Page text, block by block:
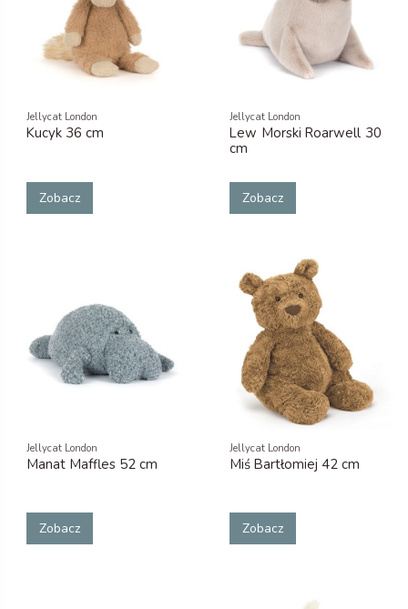
Jellycat London
Kucyk 36 cm
Zobacz
Jellycat London
Lew Morski Roarwell 30
cm
Zobacz
Jellycat London
Manat Maffles 52 cm
Zobacz
Jellycat London
Miś Bartłomiej 42 cm
Zobacz